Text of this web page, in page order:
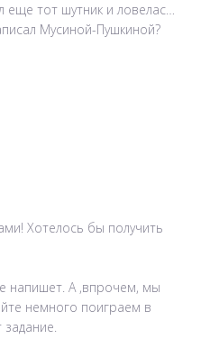
тот шутник и ловелас…
Мусиной-Пушкиной?
Хотелось бы получить
напишет. А ,впрочем, мы
немного поиграем в